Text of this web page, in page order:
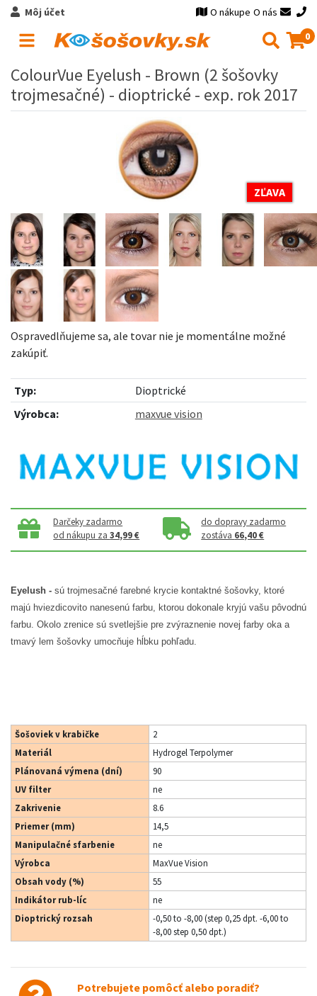
Môj účet O nákupe O nás
0
ColourVue Eyelush - Brown (2 šošovky
trojmesačné) - dioptrické - exp. rok 2017
ZĽAVA
Ospravedlňujeme sa, ale tovar nie je momentálne možné
zakúpiť.
Typ:
Dioptrické
Výrobca:
maxvue vision
Darčeky zadarmo
od nákupu za34,99 €
do dopravy zadarmo
zostáva 66,40 €
Eyelush - sú trojmesačné farebné krycie kontaktné šošovky, ktoré
majú hviezdicovito nanesenú farbu, ktorou dokonale kryjú vašu pôvodnú
farbu. Okolo zrenice sú svetlejšie pre zvýraznenie novej farby oka a
tmavý lem šošovky umocňuje hĺbku pohľadu.
Šošoviek v krabičke
2
Materiál
Hydrogel Terpolymer
Plánovaná výmena (dní)
90
UV filter
ne
Zakrivenie
8.6
Priemer (mm)
14,5
Manipulačné sfarbenie
ne
Výrobca
MaxVue Vision
Obsah vody (%)
55
Indikátor rub-líc
ne
Dioptrický rozsah
-0,50 to -8,00 (step 0,25 dpt. -6,00 to
-8,00 step 0,50 dpt.)
Potrebujete pomôcť alebo poradiť?